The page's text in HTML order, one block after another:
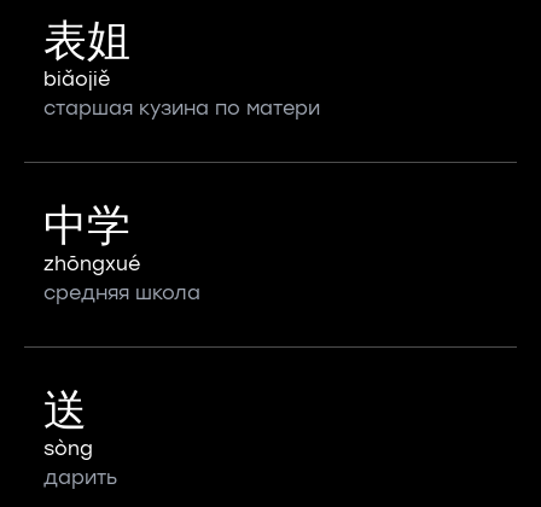
表姐
biǎojiě
старшая кузина по матери
中学
zhōngxué
средняя школа
送
sòng
дарить